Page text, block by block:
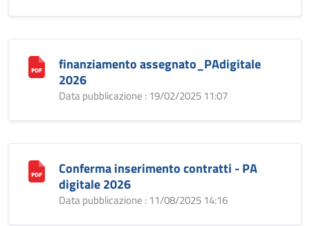
finanziamento assegnato_PAdigitale
2026
Data pubblicazione : 19/02/2025 11:07
Conferma inserimento contratti - PA
digitale 2026
Data pubblicazione : 11/08/2025 14:16